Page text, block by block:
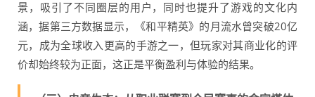
景，吸引了不同圈层的用户，同时也提升了游戏的文化内
涵，据第三方数据显示，《和平精英》的月流水曾突破20亿
元，成为全球收入更高的手游之一，但玩家对其商业化的评
价却始终较为正面，这正是平衡盈利与体验的结果。